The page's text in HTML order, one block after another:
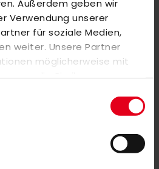
Außerdem geben wir
Verwendung unserer
für soziale Medien,
weiter. Unsere Partner
möglicherweise mit
die Sie ihnen
haben.